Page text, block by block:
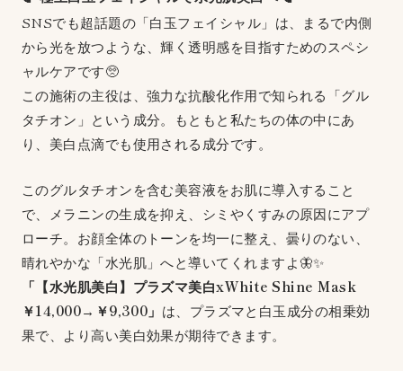
SNSでも超話題の「白玉フェイシャル」は、まるで内側
から光を放つような、輝く透明感を目指すためのスペシ
ャルケアです🥺
この施術の主役は、強力な抗酸化作用で知られる「グル
タチオン」という成分。もともと私たちの体の中にあ
り、美白点滴でも使用される成分です。
このグルタチオンを含む美容液をお肌に導入すること
で、メラニンの生成を抑え、シミやくすみの原因にアプ
ローチ。お顔全体のトーンを均一に整え、曇りのない、
晴れやかな「水光肌」へと導いてくれますよ🦋✨
「【水光肌美白】プラズマ美白xWhite Shine Mask
￥14,000→￥9,300」 は、プラズマと白玉成分の相乗効
果で、より高い美白効果が期待できます。